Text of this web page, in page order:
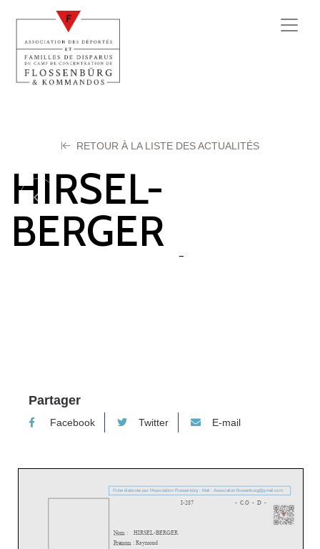
RETOUR À LA LISTE DES ACTUALITÉS
HIRSEL-
BERGER
Raymond
Partager
Facebook Twitter E-mail